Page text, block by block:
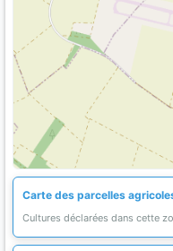
Carte des parcelles
Cultures déclarées dans cette